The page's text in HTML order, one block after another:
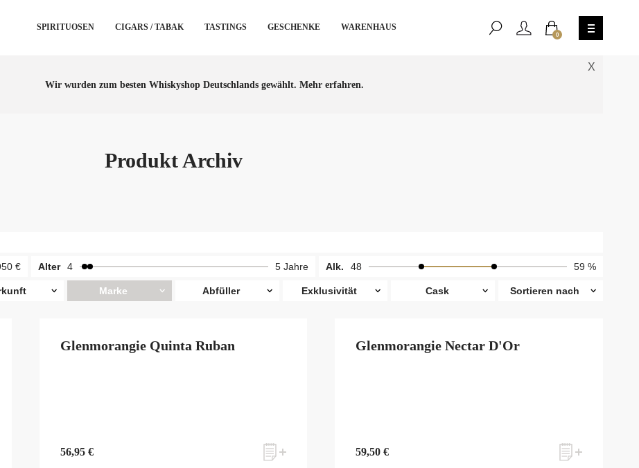
SPIRITUOSEN CIGARS / TABAK TASTINGS GESCHENKE WARENHAUS
0
X
Wir wurden zum besten Whiskyshop Deutschlands gewählt. Mehr erfahren.
Produkt Archiv
€ Alter 4 5 Jahre Alk. 48 59 %
Marke Abfüller Exklusivität Cask Sortieren nach
Glenmorangie Quinta Ruban
56,95 €
Glenmorangie Nectar D'Or
59,50 €